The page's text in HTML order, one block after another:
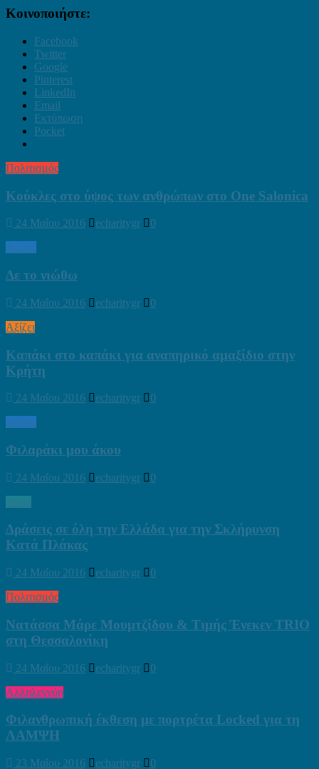
Κοινοποιήστε:
Facebook
Twitter
Google
Pinterest
LinkedIn
Email
Εκτύπωση
Pocket
Πολιτισμός
Κούκλες στο ύψος των ανθρώπων στο One Salonica
24 Μαΐου 2016 echaritygr
0
Λέξεις
Δε το νιώθω
24 Μαΐου 2016 echaritygr
0
Αξίζει
Καπάκι στο καπάκι για αναπηρικό αμαξίδιο στην
Κρήτη
24 Μαΐου 2016 echaritygr
0
Λέξεις
Φιλαράκι μου άκου
24 Μαΐου 2016 echaritygr
0
Δράσεις σε όλη την Ελλάδα για την Σκλήρυνση
Κατά Πλάκας
24 Μαΐου 2016 echaritygr
0
Πολιτισμός
Νατάσσα Μάρε Μουμτζίδου & Τιμής Ένεκεν TRIO
στη Θεσσαλονίκη
24 Μαΐου 2016 echaritygr
0
Αλληλεγγύη
Φιλανθρωπική έκθεση με πορτρέτα Locked για τη
ΛΑΜΨΗ
23 Μαΐου 2016 echaritygr
0